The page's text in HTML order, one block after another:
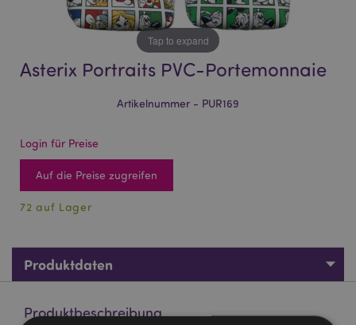
Tap to expand
Asterix Portraits PVC-Portemonnaie
Artikelnummer - PUR169
Login für Preise
Auf die Preise zugreifen
72 auf Lager
Produktdaten
Produktbeschreibung